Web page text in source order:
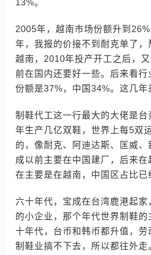
13%。
2005年，越南市场份额升到
年，我报的价接不到耐克单了，
越南，2010年投产开工之后，
前在国内还要好一些。后来看
份额是37%，中国34%。这几年
制鞋代工这一行最大的大佬是
年生产几亿双鞋，世界上每5双
的，像耐克、阿迪达斯、匡威
成以前主要在中国建厂，后来
在主要是在越南，中国区占比已
六十年代，宝成在台湾鹿港起
的小企业，那个年代世界制鞋
十年代，台币和韩币都升值，劳
制鞋业搞不下去，所以都往外